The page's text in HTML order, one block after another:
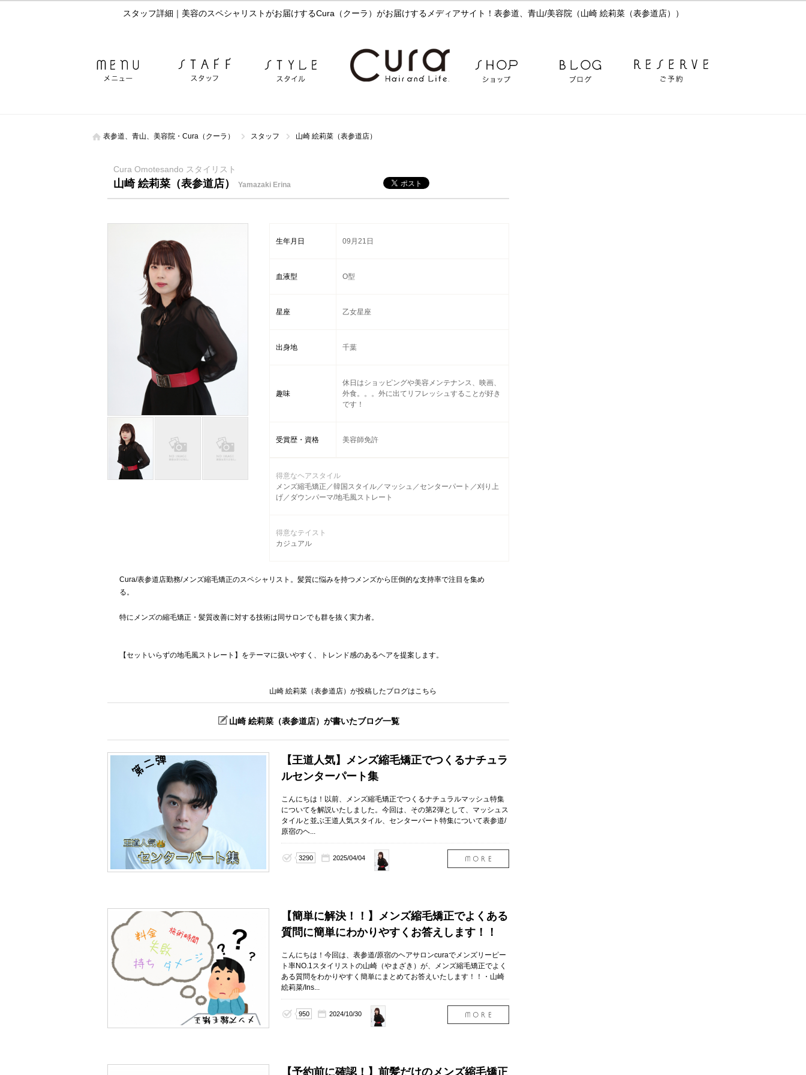
スタッフ詳細｜美容のスペシャリストがお届けするCura（クーラ）がお届けするメディアサイト！表参道、青山/美容院（山崎 絵莉菜（表参道店））
表参道、青山、美容院・Cura（クーラ） スタッフ 山崎 絵莉菜（表参道店）
Cura Omotesando スタイリスト
山崎 絵莉菜（表参道店） Yamazaki Erina
生年月日 09月21日
血液型 O型
星座 乙女星座
出身地 千葉
趣味
休日はショッピングや美容メンテナンス、映画、
外食。。。外に出てリフレッシュすることが好き
です！
受賞歴・資格 美容師免許
得意なヘアスタイル
メンズ縮毛矯正／韓国スタイル／マッシュ／センターパート／刈り上
げ／ダウンパーマ/地毛風ストレート
得意なテイスト
カジュアル
Cura/表参道店勤務/メンズ縮毛矯正のスペシャリスト。髪質に悩みを持つメンズから圧倒的な支持率で注目を集め
る。
特にメンズの縮毛矯正・髪質改善に対する技術は同サロンでも群を抜く実力者。
【セットいらずの地毛風ストレート】をテーマに扱いやすく、トレンド感のあるヘアを提案します。
山崎 絵莉菜（表参道店）が投稿したブログはこちら
山崎 絵莉菜（表参道店）が書いたブログ一覧
【王道人気】メンズ縮毛矯正でつくるナチュラ
ルセンターパート集
こんにちは！以前、メンズ縮毛矯正でつくるナチュラルマッシュ特集
についてを解説いたしました。今回は、その第2弾として、マッシュス
タイルと並ぶ王道人気スタイル、センターパート特集について表参道/
原宿のヘ...
3290 2025/04/04
山崎
絵莉
菜
【簡単に解決！！】メンズ縮毛矯正でよくある
質問に簡単にわかりやすくお答えします！！
こんにちは！今回は、表参道/原宿のヘアサロンcuraでメンズリーピー
ト率NO.1スタイリストの山崎（やまざき）が、メンズ縮毛矯正でよく
ある質問をわかりやすく簡単にまとめてお答えいたします！！・山崎
絵莉菜/Ins...
950 2024/10/30
山崎
絵莉
菜
【予約前に確認！】前髪だけのメンズ縮毛矯正